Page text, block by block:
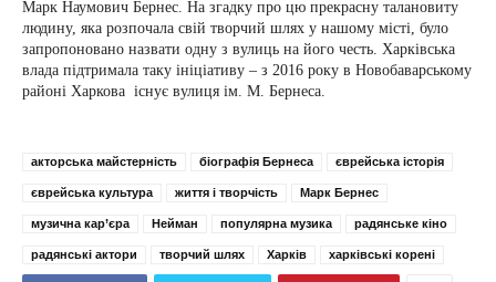
Марк Наумович Бернес. На згадку про цю прекрасну талановиту
людину, яка розпочала свій творчий шлях у нашому місті, було
запропоновано назвати одну з вулиць на його честь. Харківська
влада підтримала таку ініціативу – з 2016 року в Новобаварському
районі Харкова існує вулиця ім. М. Бернеса.
акторська майстерність біографія Бернеса єврейська історія
єврейська культура життя і творчість Марк Бернес
музична кар’єра Нейман популярна музика радянське кіно
радянські актори творчий шлях Харків харківські корені